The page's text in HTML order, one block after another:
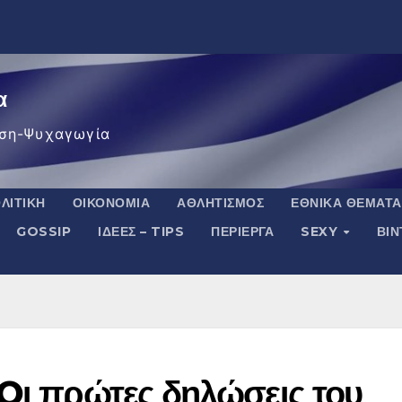
Ψυχαγωγία
ΟΙΚΟΝΟΜΊΑ ΑΘΛΗΤΙΣΜΌΣ ΕΘΝΙΚΆ ΘΈΜΑΤΑ
GOSSIP ΙΔΈΕΣ – TIPS ΠΕΡΊΕΡΓΑ SEXY
πρώτες δηλώσεις του